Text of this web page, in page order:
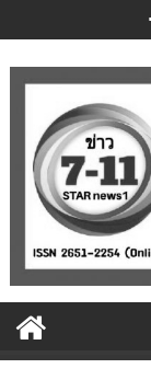
to
content